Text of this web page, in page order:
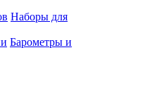
Наборы для
Барометры и